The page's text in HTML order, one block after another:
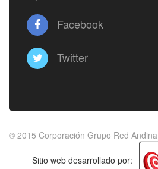
Facebook
Twitter
© 2015 Corporación Grupo Red Andina
Sitio web desarrollado por: